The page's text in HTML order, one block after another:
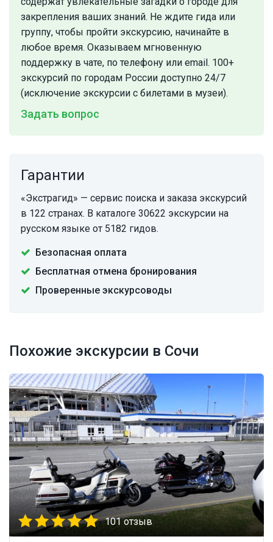
закрепления ваших знаний. Не ждите гида или
группу, чтобы пройти экскурсию, начинайте в
любое время. Оказываем мгновенную
поддержку в чате, по телефону или email. 100+
экскурсий по городам России доступно 24/7
(исключение экскурсии с билетами в музеи).
Задать вопрос
Гарантии
«Экстрагид» — сервис поиска и заказа экскурсий
в 122 странах. В каталоге 30622 экскурсии на
русском языке от 5182 гидов.
Безопасная оплата
Бесплатная отмена бронирования
Проверенные экскурсоводы
Похожие экскурсии в Сочи
101 отзыв